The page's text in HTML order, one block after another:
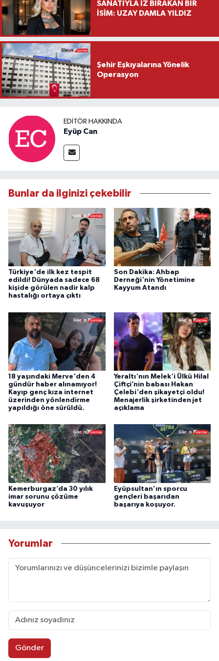
SANATIYLA İZ BIRAKAN BİR
İSİM: UZAY DAMLA YILDIZ
Şehir Eşkıyalarına Yönelik
Operasyon
EDITÖR HAKKINDA
Eyüp Can
Bunlar da ilginizi çekebilir
Türkiye'de ilk kez tespit
edildi! Dünyada sadece 68
kişide görülen nadir kalp
hastalığı ortaya çıktı
Son Dakika: Ahbap
Derneği'nin Yönetimine
Kayyum Atandı
18 yaşındaki Merve'den 4
gündür haber alınamıyor!
Kayıp genç kıza internet
üzerinden yönlendirme
yapıldığı öne sürüldü.
Yeraltı'nın Melek'i Ülkü Hilal
Çiftçi’nin babası Hakan
Çelebi'den şikayetçi oldu!
Menajerlik şirketinden jet
açıklama
Kemerburgaz’da 30 yılık
imar sorunu çözüme
kavuşuyor
Eyüpsultan’ın sporcu
gençleri başarıdan
başarıya koşuyor.
Yorumlar
Gönder